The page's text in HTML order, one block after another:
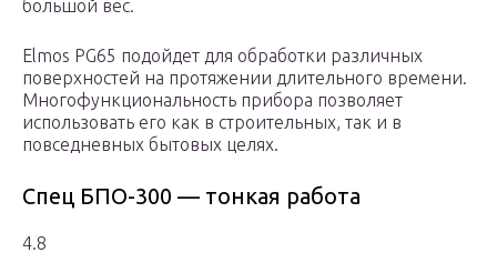
большой вес.
Elmos PG65 подойдет для обработки различных
поверхностей на протяжении длительного времени.
Многофункциональность прибора позволяет
использовать его как в строительных, так и в
повседневных бытовых целях.
Спец БПО-300 — тонкая работа
4.8